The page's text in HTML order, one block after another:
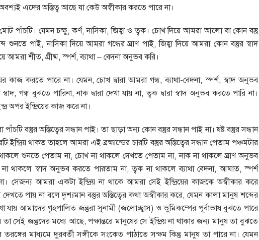
এদের অস্তিত্ব আছে যা কেউ অস্বীকার করতে পারে না।
মোট পাঁচটি। যেমন চক্ষু, কর্ণ, নাসিকা, জিহ্বা ও ত্বক। চোখ দিয়ে আমরা আলো বা কোন বস্তু
শুনতে পাই, নাসিকা দিয়ে আমরা গন্ধের ঘ্রাণ পাই, জিহ্বা দিয়ে আমরা কোন বস্তুর স্বাদ
আমরা শীত, গ্রীষ্ম, স্পর্শ, ব্যাথা – বেদনা অনুভব করি।
কাজ করতে পারে না। যেমন, চোখ দ্বারা আমরা গন্ধ, ব্যাথা-বেদনা, স্পর্শ, স্বাদ অনুভব
গন্ধ বুঝতে পারিনা, নাক দ্বারা দেখা যায় না, ত্বক দ্বারা স্বাদ অনুভব করতে পারি না।
অপর ইন্দ্রিয়ের কাজ করে না।
পাঁচটি বস্তুর অস্তিত্বের সন্ধান পাই। তা ছাড়া অন্য কোন বস্তুর সন্ধান পাই না। ষষ্ট বস্তুর সন্ধান
ইন্দ্রিয় থাকত তাহলে আমরা এই ব্রহ্মান্ডের চারটি বস্তুর অস্তিত্বের সন্ধান পেতাম পঞ্চমটার
শুনতে পেতাম না, চোখ না থাকলে দেখতে পেতাম না, নাক না থাকলে ঘ্রাণ অনুভব
না থাকলে স্বাদ অনুভব করতে পারতাম না, ত্বক না থাকলে ব্যাথা বেদনা, আঘাত, স্পর্শ
সেজন্য আমরা একটা ইন্দ্রিয় না থাকে আমরা সেই ইন্দ্রিয়ের কাজকে অস্বীকার করে
পায় না বলে দৃশ্যমান বস্তুর অস্তিত্বের কথা অস্বীকার করে, যেমন কালা মানুষ শব্দের
যায় আমাদের গৃহপালিত জন্তুরা সুনামী (জলোচ্ছ্বাস) ও ভুমিকম্পের পূর্বাভাষ বুঝতে পারে
তা সেই জন্তুদের মধ্যে আছে, পক্ষান্তরে মানুষের সে ইন্দ্রিয় না থাকার জন্য মানুষ তা বুঝতে
তরঙ্গের মাধ্যমে দুরবর্তী সঙ্গীকে সংকেত পাঠাতে সক্ষম কিন্তু মানুষ তা পারে না। যেমন